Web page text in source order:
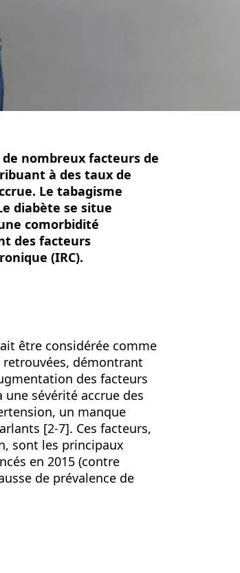
nombreux facteurs de
à des taux de
Le tabagisme
diabète se situe
comorbidité
des facteurs
(IRC).
être considérée comme
démontrant
des facteurs
sévérité accrue des
un manque
[2-7]. Ces facteurs,
sont les principaux
en 2015 (contre
de prévalence de